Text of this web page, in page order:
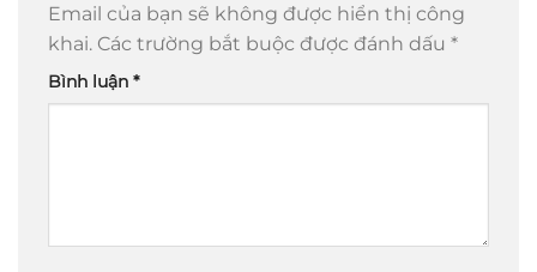
Email của bạn sẽ không được hiển thị công
khai. Các trường bắt buộc được đánh dấu *
Bình luận *